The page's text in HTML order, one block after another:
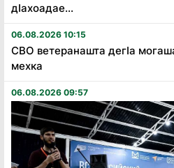
дӏахоадае...
06.08.2026 10:15
СВО ветеранашта дегӏа
мехка
06.08.2026 09:57